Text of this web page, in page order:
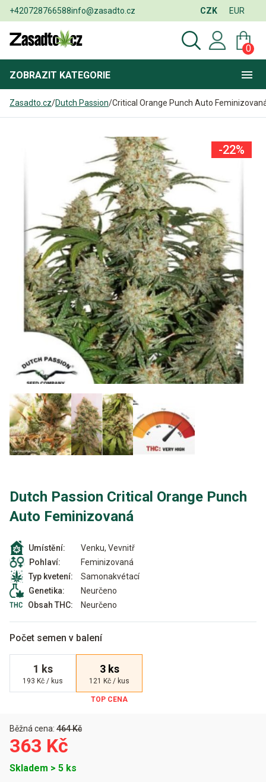
+420728766588info@zasadto.cz CZK EUR
0
ZOBRAZIT KATEGORIE
Zasadto.cz/Dutch Passion/Critical Orange Punch Auto
Dutch Passion Critical Orange Punch
Auto Feminizovaná
Umístění:
Venku, Vevnitř
Pohlaví:
Feminizovaná
Typ kvetení:
Samonakvétací
Genetika:
Neurčeno
Obsah THC:
Neurčeno
Počet semen v balení
1 ks
193 Kč / kus
3 ks
121 Kč / kus
Běžná cena: 464 Kč
-22%
363 Kč
Skladem > 5 ks